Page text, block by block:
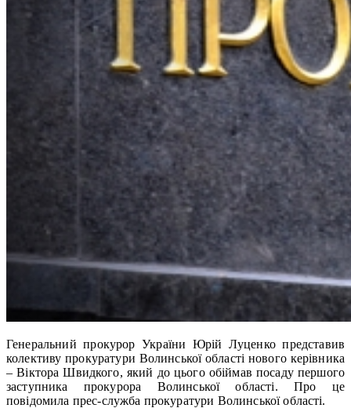
Генеральний прокурор України Юрій Луценко представив
колективу прокуратури Волинської області нового керівника
– Віктора Швидкого, який до цього обіймав посаду першого
заступника прокурора Волинської області. Про це
повідомила прес-служба прокуратури Волинської області.